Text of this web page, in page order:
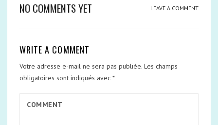
NO COMMENTS YET LEAVE A COMMENT
WRITE A COMMENT
Votre adresse e-mail ne sera pas publiée. Les champs
obligatoires sont indiqués avec *